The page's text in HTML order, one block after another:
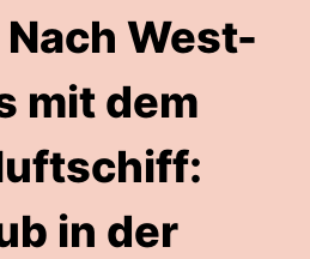
West-
mit dem
in der